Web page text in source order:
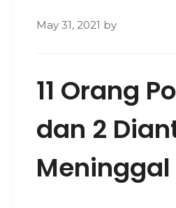
May 31, 2021 by
11 Orang
dan 2
Meninggal